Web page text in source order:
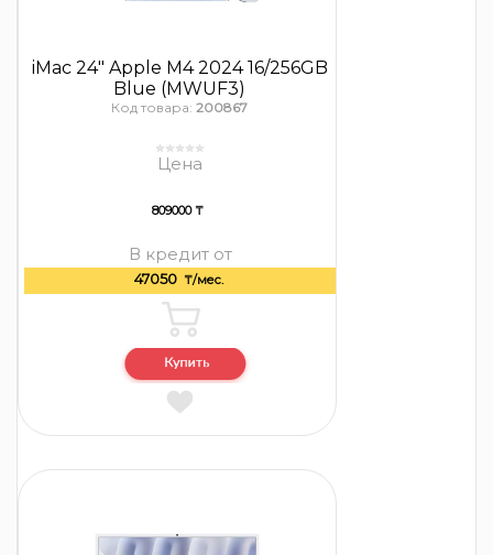
iMac 24″ Apple M4 2024 16/256GB
Blue (MWUF3)
Код товара: 200867
Цена
809000 ₸
В кредит от
47050 ₸/мес.